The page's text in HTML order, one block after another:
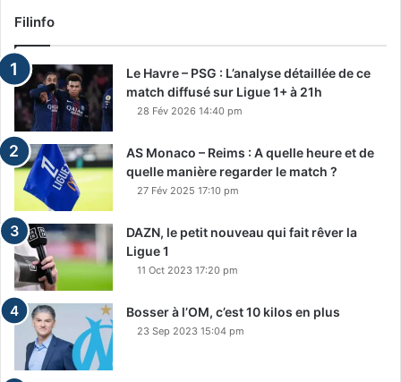
Filinfo
Le Havre – PSG : L’analyse détaillée de ce
match diffusé sur Ligue 1+ à 21h
28 Fév 2026 14:40 pm
AS Monaco – Reims : A quelle heure et de
quelle manière regarder le match ?
27 Fév 2025 17:10 pm
DAZN, le petit nouveau qui fait rêver la
Ligue 1
11 Oct 2023 17:20 pm
Bosser à l’OM, c’est 10 kilos en plus
23 Sep 2023 15:04 pm